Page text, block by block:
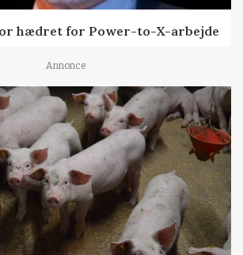
hædret for Power-to-X-arbejde
Annonce